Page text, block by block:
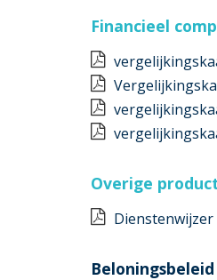
Financieel
Overige
Dienstenwijzer
Beloningsbeleid